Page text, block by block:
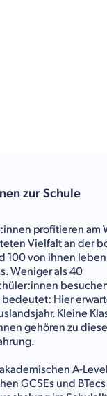
zur Schule
profitieren am
Vielfalt an der
100 von ihnen
Weniger als 40
bedeutet: Hier
Kleine
gehören zu
A-
GCSEs und